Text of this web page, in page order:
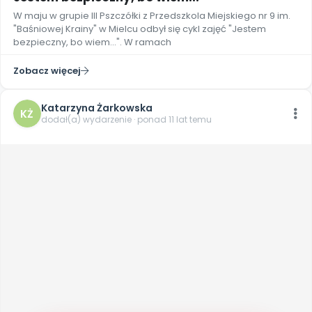
W maju w grupie III Pszczółki z Przedszkola Miejskiego nr 9 im.
"Baśniowej Krainy" w Mielcu odbył się cykl zajęć "Jestem
bezpieczny, bo wiem...". W ramach
Zobacz więcej
KŻ Katarzyna Żarkowska
dodał(a) wydarzenie · ponad 11 lat temu